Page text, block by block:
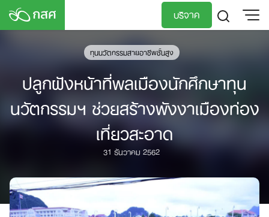
Skip
บริจาค
ทุนนวัตกรรมสายอาชีพชั้นสูง
ปลูกฝังหน้าที่พลเมืองนักศึกษาทุน
นวัตกรรมฯ ช่วยสร้างพังงาเมืองท่อง
เที่ยวสะอาด
31 ธันวาคม 2562